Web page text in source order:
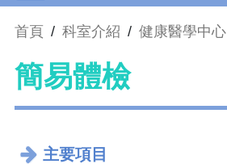
首頁 / 科室介紹 / 健康醫學中心
簡易體檢
主要項目